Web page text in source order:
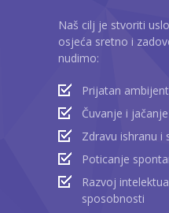
Naš cilj je stvoriti
osjeća sretno i
nudimo:
Prijatan ambijent
Čuvanje i
Zdravu ishranu i
Poticanje
Razvoj
sposobnosti